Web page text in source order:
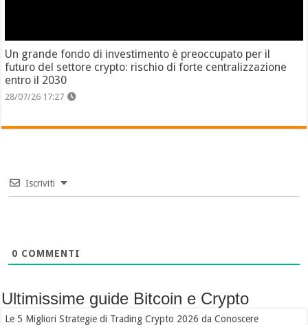
Un grande fondo di investimento è preoccupato per il
futuro del settore crypto: rischio di forte centralizzazione
entro il 2030
28/07/26 17:27
Iscriviti
0 COMMENTI
Ultimissime guide Bitcoin e Crypto
Le 5 Migliori Strategie di Trading Crypto 2026 da Conoscere